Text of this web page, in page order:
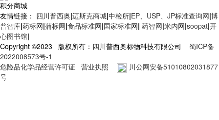
积分商城
友情链接： 四川普西奥|迈斯克商城|中检所|EP、USP、JP标准查询网|博
普智库|药标网|蒲标网|食品标准网|国家标准网| 药智网|米内网|soopat|开
心图书馆|
Copyright ©2023 版权所有：四川普西奥标物科技有限公司 蜀ICP备
2022008573号-1
危险品化学品经营许可证
营业执照
川公网安备51010802031877
号